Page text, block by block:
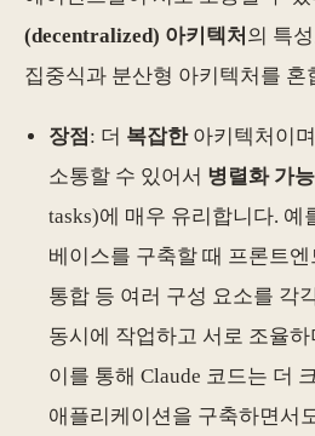
(decentralized) 아키텍처 의 특
집중식과 분산형 아키텍처를 혼
장점 : 더 복잡한아키텍처이
소통할 수 있어서 병렬화 가
tasks)에 매우 유리합니다. 예
베이스를 구축할 때 프론트엔
통합 등 여러 구성 요소를 각
동시에 작업하고 서로 조율
이를 통해 Claude 코드는 더
애플리케이션을 구축하면서